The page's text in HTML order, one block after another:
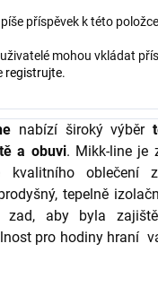
příspěvek k této
mohou vkládat
registrujte.
nabízí široký výběr
a obuvi. Mikk-line je
kvalitního oblečení
tepelně
aby byla
pro hodiny hraní